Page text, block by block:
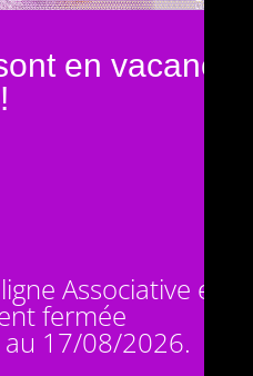
en vacances
!
Associative est
fermée
17/08/2026.